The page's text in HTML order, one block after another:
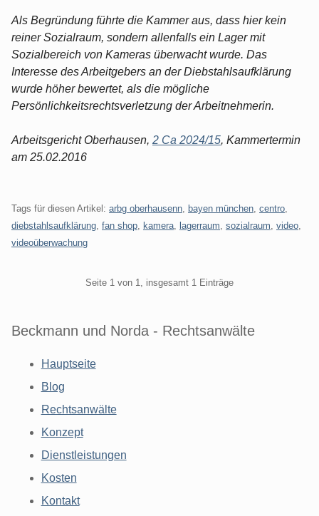
Als Begründung führte die Kammer aus, dass hier kein
reiner Sozialraum, sondern allenfalls ein Lager mit
Sozialbereich von Kameras überwacht wurde. Das
Interesse des Arbeitgebers an der Diebstahlsaufklärung
wurde höher bewertet, als die mögliche
Persönlichkeitsrechtsverletzung der Arbeitnehmerin.
Arbeitsgericht Oberhausen, 2 Ca 2024/15, Kammertermin
am 25.02.2016
Tags für diesen Artikel: arbg oberhausenn bayen münchen centro
diebstahlsaufklärung fan shop kamera lagerraum sozialraum video
videoüberwachung
Seite 1 von 1, insgesamt 1 Einträge
Beckmann und Norda - Rechtsanwälte
Hauptseite
Blog
Rechtsanwälte
Konzept
Dienstleistungen
Kosten
Kontakt